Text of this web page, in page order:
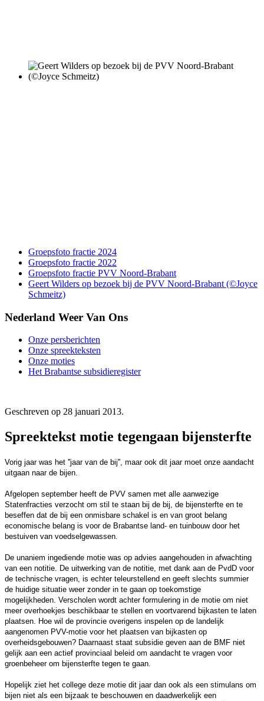
Groepsfoto fractie 2024
Groepsfoto fractie 2022
Groepsfoto fractie PVV Noord-Brabant
Geert Wilders op bezoek bij de PVV Noord-Brabant (©Joyce
Schmeitz)
Nederland Weer Van Ons
Onze persberichten
Onze spreekteksten
Onze moties
Het Brabantse subsidieregister
Geschreven op 28 januari 2013.
Spreektekst motie tegengaan bijensterfte
Vorig jaar was het ''jaar van de bij'', maar ook dit jaar moet onze aandacht
uitgaan naar de bijen.
Afgelopen september heeft de PVV samen met alle aanwezige
Statenfracties verzocht om stil te staan bij de bij, de bijensterfte en te
beseffen dat de bij een onmisbare schakel is en van groot belang
economische belang is voor de Brabantse land- en tuinbouw door het
bestuiven van voedselgewassen.
De unaniem ingediende motie was op advies aangehouden in afwachting
van een notitie. De uitwerking van de notitie, met dank aan de PvdD voor
de technische vragen, is echter teleurstellend en geeft slechts summier
de huidige situatie weer zonder in te gaan op toekomstige
mogelijkheden. Verscholen wordt achter formulering in de motie om niet
meer overhoekjes beschikbaar te stellen en voortvarend bijkasten te laten
plaatsen. Hoe wil de provincie overigens inspelen op de landelijk
aangenomen PVV-motie voor het plaatsen van bijkasten op
overheidsgebouwen? Daarnaast staat subsidie geven aan de BMF niet
gelijk aan een actief provinciaal beleid om aandacht te vragen voor
groenbeheer om bijensterfte tegen te gaan.
Hopelijk ziet het college deze motie dit jaar dan ook als een stimulans om
bijen niet als een bijzaak te beschouwen en daadwerkelijk een